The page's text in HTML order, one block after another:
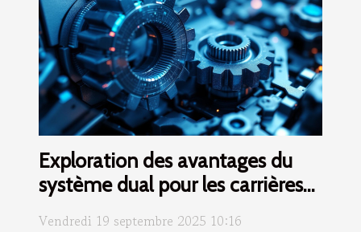
Exploration des avantages du
système dual pour les carrières
Vendredi 19 septembre 2025 10:16